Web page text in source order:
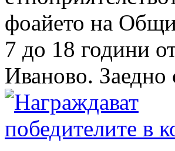
фоайето на
7 до 18 години
Иваново. Заедно